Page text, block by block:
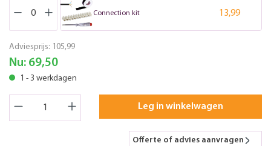
Connection kit 13,99
Adviesprijs: 105,99
Nu: 69,50
1 - 3 werkdagen
Leg in winkelwagen
Offerte of advies aanvragen